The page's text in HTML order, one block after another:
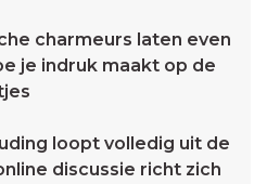
charmeurs laten even
je indruk maakt op de
loopt volledig uit de
discussie richt zich